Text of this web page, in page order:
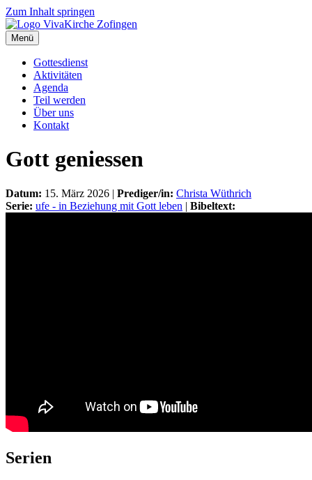
Zum Inhalt springen
Menü
Gottesdienst
Aktivitäten
Agenda
Teil werden
Über uns
Kontakt
Gott geniessen
Datum: 15. März 2026 | Prediger/in: Christa Wüthrich
Serie: ufe - in Beziehung mit Gott leben | Bibeltext:
Serien